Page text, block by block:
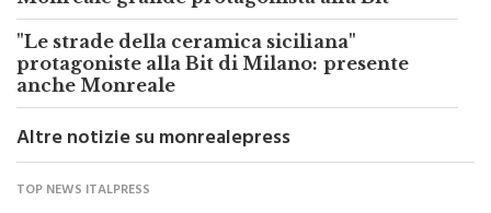
"Le strade della ceramica siciliana"
protagoniste alla Bit di Milano: presente
anche Monreale
Altre notizie su monrealepress
TOP NEWS ITALPRESS